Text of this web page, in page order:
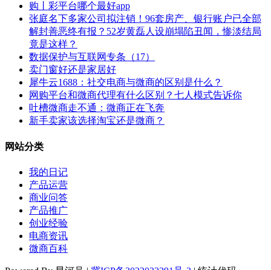
购丨彩平台哪个最好app
张庭名下多家公司拟注销！96套房产、银行账户已全部
解封善恶终有报？52岁黄磊人设崩塌陷丑闻，惨淡结局
竟是这样？
数据保护与互联网专条（17）
卖门窗好还是家居好
犀牛云1688：社交电商与微商的区别是什么？
网购平台和微商代理有什么区别？七人模式告诉你
吐槽微商走不通：微商正在飞奔
新手卖家该选择淘宝还是微商？
网站分类
我的日记
产品运营
商业问答
产品推广
创业经验
电商资讯
微商百科